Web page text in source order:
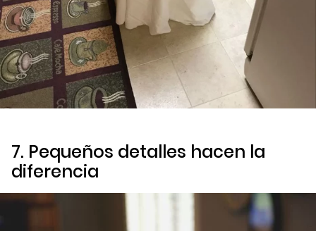
7. Pequeños detalles hacen la
diferencia